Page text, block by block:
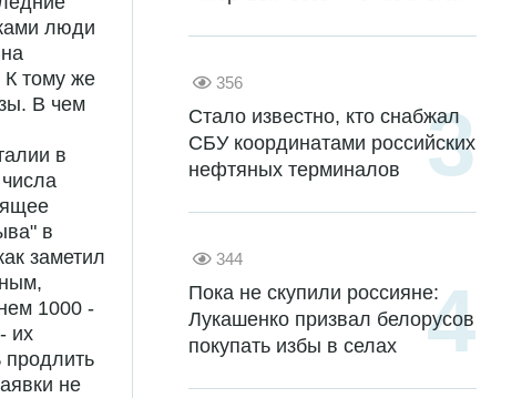
люди
К тому же
В чем
в
в
заметил
1000 -
их
продлить
не
356
Стало известно, кто снабжал
СБУ координатами российских
нефтяных терминалов
344
Пока не скупили россияне:
Лукашенко призвал белорусов
покупать избы в селах